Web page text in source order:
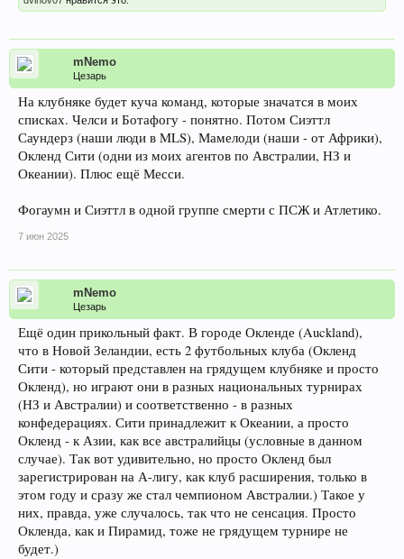
mNemo
Цезарь
На клубняке будет куча команд, которые значатся в моих
списках. Челси и Ботафогу - понятно. Потом Сиэттл
Саундерз (наши люди в MLS), Мамелоди (наши - от Африки),
Окленд Сити (одни из моих агентов по Австралии, НЗ и
Океании). Плюс ещё Месси.
Фогаумн и Сиэттл в одной группе смерти с ПСЖ и Атлетико.
7 июн 2025
mNemo
Цезарь
Ещё один прикольный факт. В городе Окленде (Auckland),
что в Новой Зеландии, есть 2 футбольных клуба (Окленд
Сити - который представлен на грядущем клубняке и просто
Окленд), но играют они в разных национальных турнирах
(НЗ и Австралии) и соответственно - в разных
конфедерациях. Сити принадлежит к Океании, а просто
Окленд - к Азии, как все австралийцы (условные в данном
случае). Так вот удивительно, но просто Окленд был
зарегистрирован на А-лигу, как клуб расширения, только в
этом году и сразу же стал чемпионом Австралии.) Такое у
них, правда, уже случалось, так что не сенсация. Просто
Окленда, как и Пирамид, тоже не грядущем турнире не
будет.)